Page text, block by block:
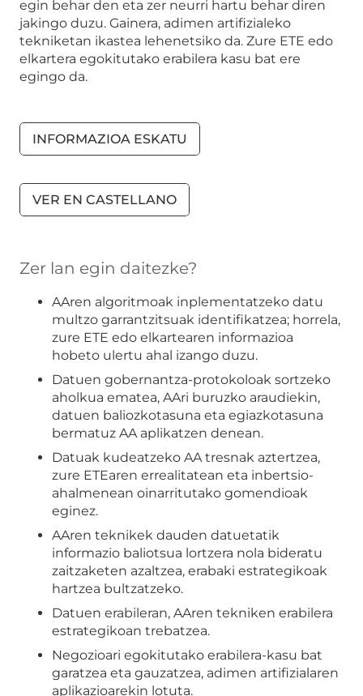
egin behar den eta zer neurri hartu behar diren
jakingo duzu. Gainera, adimen artifizialeko
tekniketan ikastea lehenetsiko da. Zure ETE edo
elkartera egokitutako erabilera kasu bat ere
egingo da.
INFORMAZIOA ESKATU
VER EN CASTELLANO
Zer lan egin daitezke?
AAren algoritmoak inplementatzeko datu
multzo garrantzitsuak identifikatzea; horrela,
zure ETE edo elkartearen informazioa
hobeto ulertu ahal izango duzu.
Datuen gobernantza-protokoloak sortzeko
aholkua ematea, AAri buruzko araudiekin,
datuen baliozkotasuna eta egiazkotasuna
bermatuz AA aplikatzen denean.
Datuak kudeatzeko AA tresnak aztertzea,
zure ETEaren errealitatean eta inbertsio-
ahalmenean oinarritutako gomendioak
eginez.
AAren teknikek dauden datuetatik
informazio baliotsua lortzera nola bideratu
zaitzaketen azaltzea, erabaki estrategikoak
hartzea bultzatzeko.
Datuen erabileran, AAren tekniken erabilera
estrategikoan trebatzea.
Negozioari egokitutako erabilera-kasu bat
garatzea eta gauzatzea, adimen artifizialaren
aplikazioarekin lotuta.